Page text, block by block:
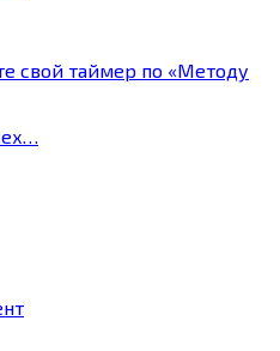
свой таймер по «Методу